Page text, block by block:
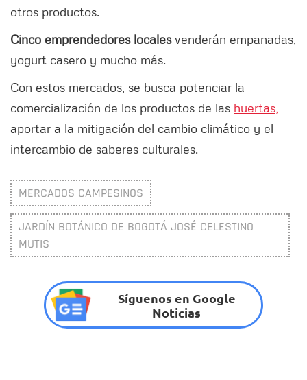
otros productos.
Cinco emprendedores localesvenderán empanadas,
yogurt casero y mucho más.
Con estos mercados, se busca potenciar la
comercialización de los productos de las huertas,
aportar a la mitigación del cambio climático y el
intercambio de saberes culturales.
MERCADOS CAMPESINOS
JARDÍN BOTÁNICO DE BOGOTÁ JOSÉ CELESTINO
MUTIS
Síguenos en Google
Noticias